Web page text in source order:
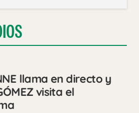
llama en directo y
visita el